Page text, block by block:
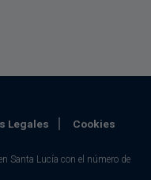
Legales Cookies
Santa Lucía con el número de